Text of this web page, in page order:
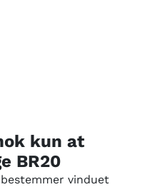
kun at
BR20
vinduet